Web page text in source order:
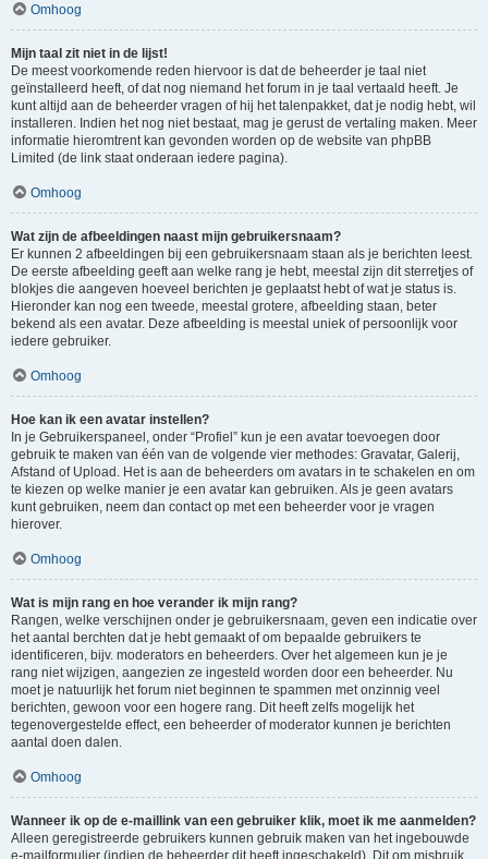
Omhoog
Mijn taal zit niet in de lijst!
De meest voorkomende reden hiervoor is dat de beheerder je taal niet
geïnstalleerd heeft, of dat nog niemand het forum in je taal vertaald heeft. Je
kunt altijd aan de beheerder vragen of hij het talenpakket, dat je nodig hebt, wil
installeren. Indien het nog niet bestaat, mag je gerust de vertaling maken. Meer
informatie hieromtrent kan gevonden worden op de website van phpBB
Limited (de link staat onderaan iedere pagina).
Omhoog
Wat zijn de afbeeldingen naast mijn gebruikersnaam?
Er kunnen 2 afbeeldingen bij een gebruikersnaam staan als je berichten leest.
De eerste afbeelding geeft aan welke rang je hebt, meestal zijn dit sterretjes of
blokjes die aangeven hoeveel berichten je geplaatst hebt of wat je status is.
Hieronder kan nog een tweede, meestal grotere, afbeelding staan, beter
bekend als een avatar. Deze afbeelding is meestal uniek of persoonlijk voor
iedere gebruiker.
Omhoog
Hoe kan ik een avatar instellen?
In je Gebruikerspaneel, onder “Profiel” kun je een avatar toevoegen door
gebruik te maken van één van de volgende vier methodes: Gravatar, Galerij,
Afstand of Upload. Het is aan de beheerders om avatars in te schakelen en om
te kiezen op welke manier je een avatar kan gebruiken. Als je geen avatars
kunt gebruiken, neem dan contact op met een beheerder voor je vragen
hierover.
Omhoog
Wat is mijn rang en hoe verander ik mijn rang?
Rangen, welke verschijnen onder je gebruikersnaam, geven een indicatie over
het aantal berchten dat je hebt gemaakt of om bepaalde gebruikers te
identificeren, bijv. moderators en beheerders. Over het algemeen kun je je
rang niet wijzigen, aangezien ze ingesteld worden door een beheerder. Nu
moet je natuurlijk het forum niet beginnen te spammen met onzinnig veel
berichten, gewoon voor een hogere rang. Dit heeft zelfs mogelijk het
tegenovergestelde effect, een beheerder of moderator kunnen je berichten
aantal doen dalen.
Omhoog
Wanneer ik op de e-maillink van een gebruiker klik, moet ik me aanmelden?
Alleen geregistreerde gebruikers kunnen gebruik maken van het ingebouwde
e-mailformulier (indien de beheerder dit heeft ingeschakeld). Dit om misbruik